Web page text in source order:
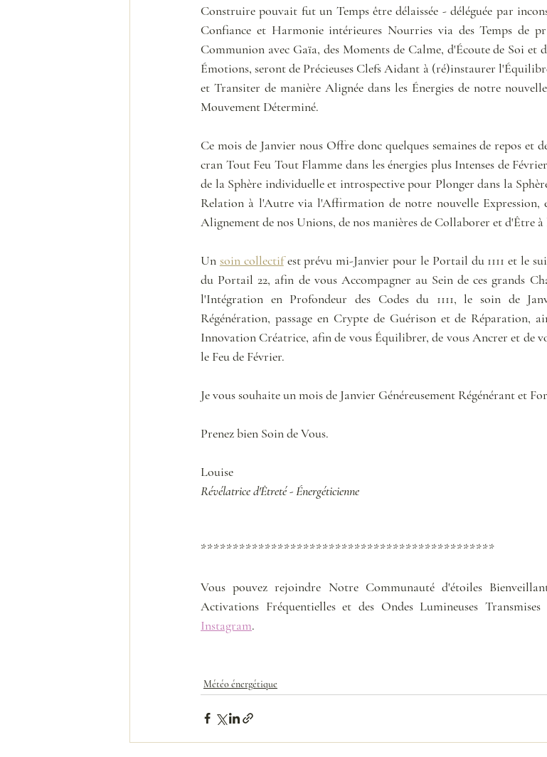
Construire pouvait fut un Temps être délaissée - déléguée par
Confiance et Harmonie intérieures Nourries via des Temps de
Communion avec Gaïa, des Moments de Calme, d'Écoute de Soi et
Émotions, seront de Précieuses Clefs Aidant à (ré)instaurer
et Transiter de manière Alignée dans les Énergies de notre
Mouvement Déterminé.
Ce mois de Janvier nous Offre donc quelques semaines de repos et
cran Tout Feu Tout Flamme dans les énergies plus Intenses de
de la Sphère individuelle et introspective pour Plonger dans la
Relation à l'Autre via l'Affirmation de notre nouvelle Expression,
Alignement de nos Unions, de nos manières de Collaborer et d'Être
Un soin collectif est prévu mi-Janvier pour le Portail du 1111 et le
du Portail 22, afin de vous Accompagner au Sein de ces grands
l'Intégration en Profondeur des Codes du 1111, le soin de
Régénération, passage en Crypte de Guérison et de Réparation,
Innovation Créatrice, afin de vous Équilibrer, de vous Ancrer et de
le Feu de Février.
Je vous souhaite un mois de Janvier Généreusement Régénérant et
Prenez bien Soin de Vous.
Louise
Révélatrice d'Êtreté - Énergéticienne
**********************************************
Vous pouvez rejoindre Notre Communauté d'étoiles
Instagram.
Météo énergétique